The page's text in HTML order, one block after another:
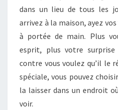
dans un lieu de tous les
arrivez à la maison, ayez
à portée de main. Plus
esprit, plus votre
contre vous voulez qu’il le
spéciale, vous pouvez
la laisser dans un endroit
voir.